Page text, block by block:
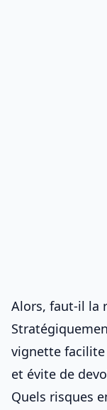
Alors, faut-il la
vignette facilite
et évite de
Quels risques